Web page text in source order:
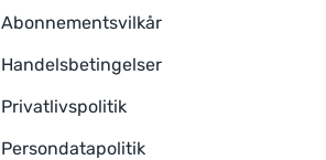
Abonnementsvilkår
Handelsbetingelser
Privatlivspolitik
Persondatapolitik